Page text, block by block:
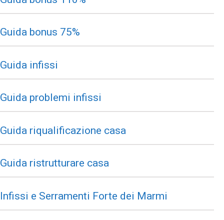
Guida bonus 75%
Guida infissi
Guida problemi infissi
Guida riqualificazione casa
Guida ristrutturare casa
Infissi e Serramenti Forte dei Marmi